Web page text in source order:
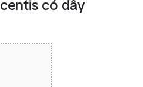
có dây